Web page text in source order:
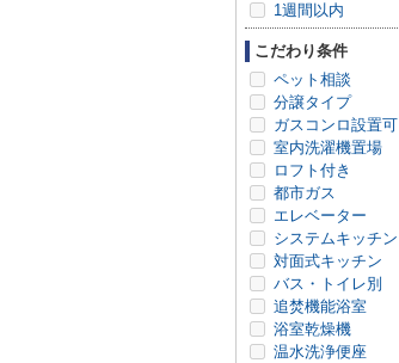
1週間以内
こだわり条件
ペット相談
分譲タイプ
ガスコンロ設置可
室内洗濯機置場
ロフト付き
都市ガス
エレベーター
システムキッチン
対面式キッチン
バス・トイレ別
追焚機能浴室
浴室乾燥機
温水洗浄便座